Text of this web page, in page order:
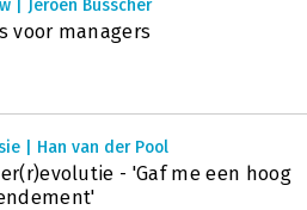
| Jeroen Busscher
voor managers
| Han van der Pool
- 'Gaf me een hoog